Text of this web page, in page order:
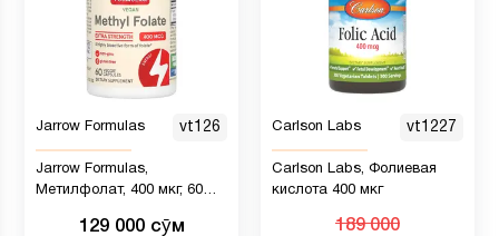
Jarrow Formulas vt126
Jarrow Formulas,
Метилфолат, 400 мкг, 60
129 000 сӯм
Carlson Labs vt1227
Carlson Labs, Фолиевая
кислота 400 мкг
189 000